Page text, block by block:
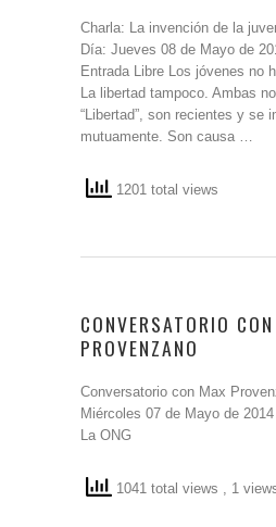
Charla: La invención de la
Día: Jueves 08 de Mayo de
Entrada Libre Los jóvenes no
La libertad tampoco. Ambas
“Libertad”, son recientes y se
mutuamente. Son causa …
1201 total views
CONVERSATORIO
PROVENZANO
Conversatorio con Max
Miércoles 07 de Mayo de
La ONG
1041 total views , 1